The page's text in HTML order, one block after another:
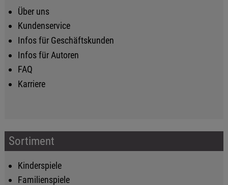
Über uns
Kundenservice
Infos für Geschäftskunden
Infos für Autoren
FAQ
Karriere
Sortiment
Kinderspiele
Familienspiele